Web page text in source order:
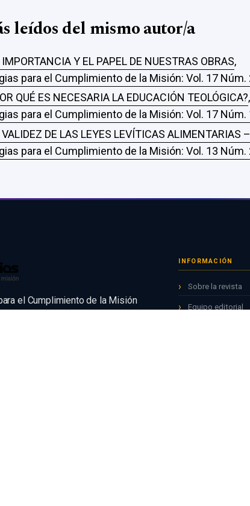
leídos del mismo autor/a
IMPORTANCIA Y EL PAPEL DE NUESTRAS OBRAS,
para el Cumplimiento de la Misión: Vol. 17
QUÉ ES NECESARIA LA EDUCACIÓN TEOLÓGICA?,
para el Cumplimiento de la Misión: Vol. 17
VALIDEZ DE LAS LEYES LEVÍTICAS ALIMENTARIAS
para el Cumplimiento de la Misión: Vol. 13
el Cumplimiento de la Misión
INFORMACIÓN
Sobre la revista
Equipo editorial